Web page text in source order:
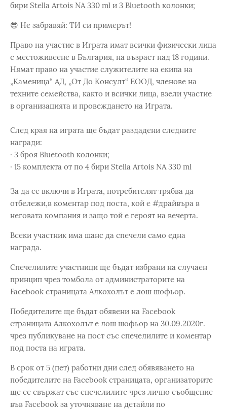
бири Stella Artois NA 330 ml и 3 Bluetooth колонки;
😎 Не забравяй: ТИ си примерът!
Право на участие в Играта имат всички физически лица
с местоживеене в България, на възраст над 18 години.
Нямат право на участие служителите на eкипа на
„Каменица“ АД, „От До Консулт“ ЕООД, членове на
техните семейства, както и всички лица, взели участие
в организацията и провеждането на Играта.
След края на играта ще бъдат раздадени следните
награди:
· 3 броя Bluetooth колонки;
· 15 комплекта от по 4 бири Stella Artois NA 330 ml
За да се включи в Играта, потребителят трябва да
отбележи,в коментар под поста, кой е #драйвъра в
неговата компания и защо той е героят на вечерта.
Всеки участник има шанс да спечели само една
награда.
Спечелилите участници ще бъдат избрани на случаен
принцип чрез томбола от администраторите на
Facebook страницата Алкохолът е лош шофьор.
Победителите ще бъдат обявени на Facebook
страницата Алкохолът е лош шофьор на 30.09.2020г.
чрез публикуване на пост със спечелилите и коментар
под поста на играта.
В срок от 5 (пет) работни дни след обявяването на
победителите на Facebook страницата, организаторите
ще се свържат със спечелилите чрез лично съобщение
във Facebook за уточняване на детайли по